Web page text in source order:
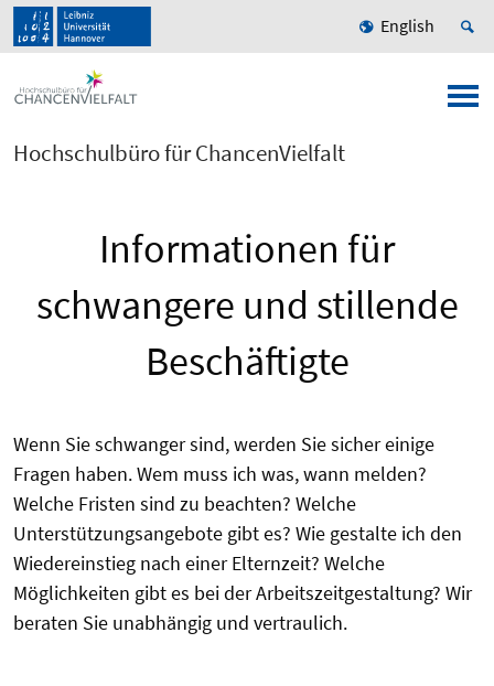
English
Hochschulbüro für ChancenVielfalt
Informationen für
schwangere und stillende
Beschäftigte
Wenn Sie schwanger sind, werden Sie sicher einige
Fragen haben. Wem muss ich was, wann melden?
Welche Fristen sind zu beachten? Welche
Unterstützungsangebote gibt es? Wie gestalte ich den
Wiedereinstieg nach einer Elternzeit? Welche
Möglichkeiten gibt es bei der Arbeitszeitgestaltung? Wir
beraten Sie unabhängig und vertraulich.